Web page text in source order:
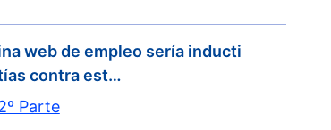
web de empleo sería inducti
contra est…
Parte